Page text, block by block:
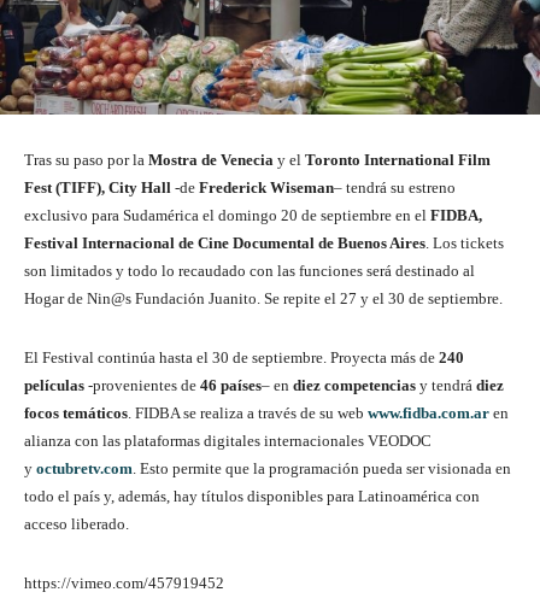
Tras su paso por la Mostra de Venecia y el Toronto International Film
Fest (TIFF), City Hall -de Frederick Wiseman– tendrá su estreno
exclusivo para Sudamérica el domingo 20 de septiembre en el FIDBA,
Festival Internacional de Cine Documental de Buenos Aires . Los tickets
son limitados y todo lo recaudado con las funciones será destinado al
Hogar de Nin@s Fundación Juanito. Se repite el 27 y el 30 de septiembre.
El Festival continúa hasta el 30 de septiembre. Proyecta más de 240
películas -provenientes de 46 países– en diez competencias y tendrá diez
focos temáticos . FIDBA se realiza a través de su web www.fidba.com.ar en
alianza con las plataformas digitales internacionales VEODOC
y octubretv.com . Esto permite que la programación pueda ser visionada en
todo el país y, además, hay títulos disponibles para Latinoamérica con
acceso liberado.
https://vimeo.com/457919452